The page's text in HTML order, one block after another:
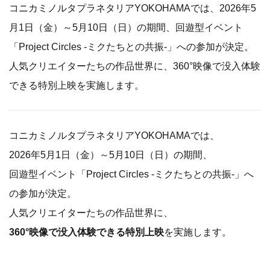
コニカミノルタプラネタリアYOKOHAMAでは、2026年5
月1日（金）～5月10日（日）の期間、回遊型イベント
「Project Circles -ミクたちとの共振-」への参加が決定。
人気クリエイターたちの作品世界に、360°映像で没入体験
できる特別上映を実施します。
コニカミノルタプラネタリアYOKOHAMAでは、
2026年5月1日（金）～5月10日（日）の期間、
回遊型イベント「Project Circles -ミクたちとの共振-」へ
の参加が決定。
人気クリエイターたちの作品世界に、
360°映像で没入体験できる特別上映を実施します。